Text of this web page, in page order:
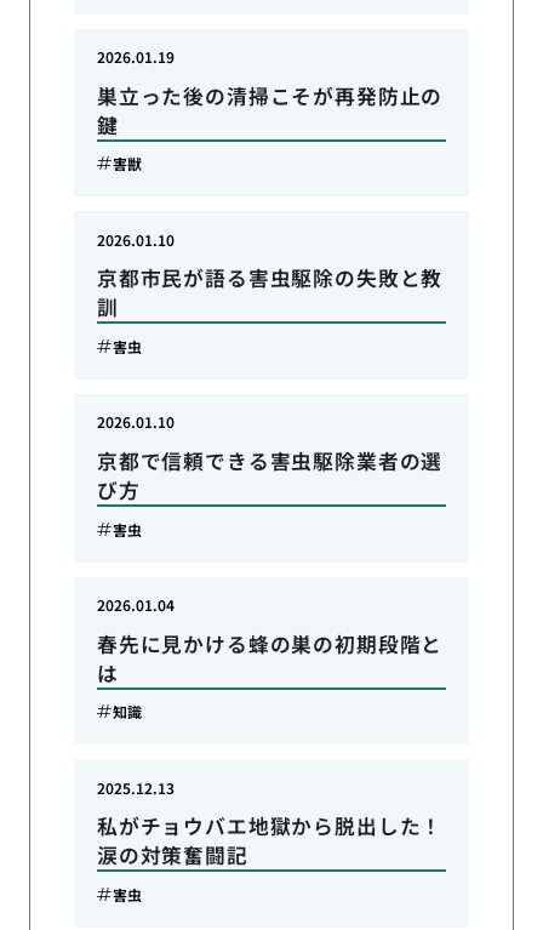
巣立った後の清掃こそが再発防止の
鍵
2026.01.19
害獣
京都市民が語る害虫駆除の失敗と教
訓
2026.01.10
害虫
京都で信頼できる害虫駆除業者の選
び方
2026.01.10
害虫
春先に見かける蜂の巣の初期段階と
は
2026.01.04
知識
私がチョウバエ地獄から脱出した！
涙の対策奮闘記
2025.12.13
害虫